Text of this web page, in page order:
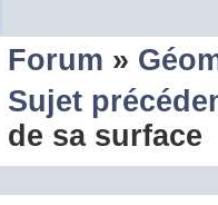
Forum »
Sujet
de sa